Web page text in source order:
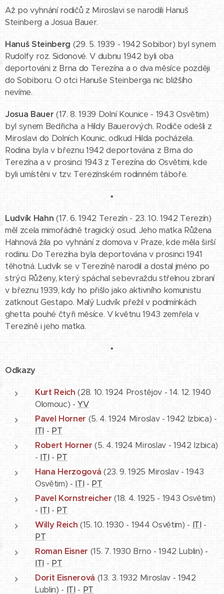
Až po vyhnání rodičů z Miroslavi se narodili Hanuš
Steinberg a Josua Bauer.
Hanuš Steinberg (29. 5. 1939 - 1942 Sobibor) byl synem
Rudolfy roz. Sidonové. V dubnu 1942 byli oba
deportováni z Brna do Terezína a o dva měsíce později
do Sobiboru. O otci Hanuše Steinberga nic bližšího
nevíme.
Josua Bauer (17. 8. 1939 Dolní Kounice - 1943 Osvětim)
byl synem Bedřicha a Hildy Bauerových. Rodiče odešli z
Miroslavi do Dolních Kounic, odkud Hilda pocházela.
Rodina byla v březnu 1942 deportována z Brna do
Terezína a v prosinci 1943 z Terezína do Osvětimi, kde
byli umístěni v tzv. Terezínském rodinném táboře.
•
Ludvík Hahn (17. 6. 1942 Terezín - 23. 10. 1942 Terezín)
měl zcela mimořádně tragický osud. Jeho matka Růžena
Hahnová žila po vyhnání z domova v Praze, kde měla širší
rodinu. Do Terezína byla deportována v prosinci 1941
těhotná. Ludvík se v Terezíně narodil a dostal jméno po
strýci Růženy, který spáchal sebevraždu střelnou zbraní
v březnu 1939, kdy ho přišlo jako aktivního komunistu
zatknout Gestapo. Malý Ludvík přežil v podmínkách
ghetta pouhé čtyři měsíce. V květnu 1943 zemřela v
Terezíně i jeho matka.
•
Odkazy
Kurt Reich (28. 10. 1924 Prostějov - 14. 12. 1940
Olomouc) -YV
Pavel Horner (5. 4. 1924 Miroslav - 1942 Izbica) -
ITI - PT
Robert Horner (5. 4. 1924 Miroslav - 1942 Izbica)
- ITI - PT
Hana Herzogová (23. 9. 1925 Miroslav - 1943
Osvětim) - ITI - PT
Pavel Kornstreicher (18. 4. 1925 - 1943 Osvětim)
- ITI - PT
Willy Reich (15. 10. 1930 - 1944 Osvětim) - ITI -
PT
Roman Eisner (15. 7. 1930 Brno - 1942 Lublin) -
ITI - PT
Dorit Eisnerová (13. 3. 1932 Miroslav - 1942
Lublin) - ITI - PT